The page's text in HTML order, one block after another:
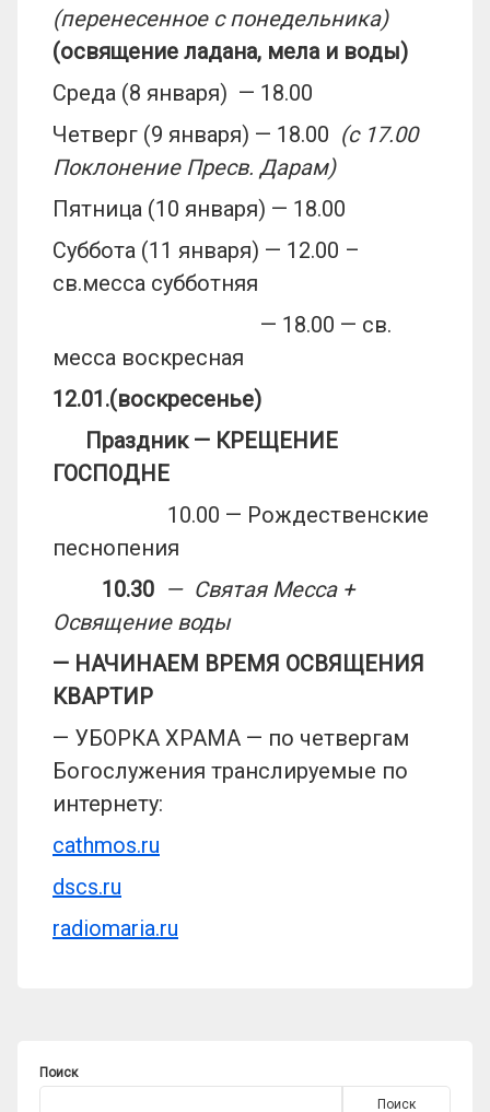
(перенесенное с понедельника)
(освящение ладана, мела и воды)
Среда (8 января) — 18.00
Четверг (9 января) — 18.00 (с 17.00
Поклонение Пресв. Дарам)
Пятница (10 января) — 18.00
Суббота (11 января) — 12.00 –
св.месса субботняя
— 18.00 — св.
месса воскресная
12.01.(воскресенье)
Праздник — КРЕЩЕНИЕ
ГОСПОДНЕ
10.00 — Рождественские
песнопения
10.30 — Святая Месса +
Освящение воды
— НАЧИНАЕМ ВРЕМЯ ОСВЯЩЕНИЯ
КВАРТИР
— УБОРКА ХРАМА — по четвергам
Богослужения транслируемые по
интернету:
cathmos.ru
dscs.ru
radiomaria.ru
Поиск
Поиск